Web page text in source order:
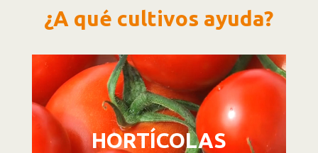
¿A qué cultivos ayuda?
Reproductor
de
vídeo
HORTÍCOLAS